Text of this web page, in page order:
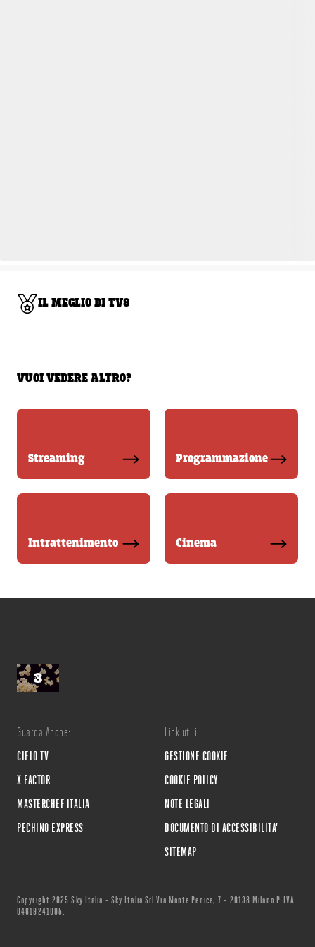
IL MEGLIO DI TV8
VUOI VEDERE ALTRO?
Streaming Programmazione
Intrattenimento Cinema
Guarda Anche:
CIELO TV
X FACTOR
MASTERCHEF ITALIA
PECHINO EXPRESS
Link utili:
GESTIONE COOKIE
COOKIE POLICY
NOTE LEGALI
DOCUMENTO DI ACCESSIBILITA'
SITEMAP
Copyright 2025 Sky Italia - Sky Italia Srl Via Monte Penice, 7 - 20138 Milano P.IVA
04619241005.